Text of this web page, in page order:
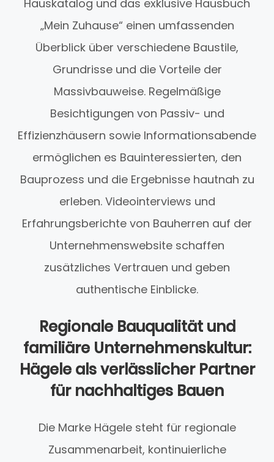
Hauskatalog und das exklusive Hausbuch
„Mein Zuhause“ einen umfassenden
Überblick über verschiedene Baustile,
Grundrisse und die Vorteile der
Massivbauweise. Regelmäßige
Besichtigungen von Passiv- und
Effizienzhäusern sowie Informationsabende
ermöglichen es Bauinteressierten, den
Bauprozess und die Ergebnisse hautnah zu
erleben. Videointerviews und
Erfahrungsberichte von Bauherren auf der
Unternehmenswebsite schaffen
zusätzliches Vertrauen und geben
authentische Einblicke.
Regionale Bauqualität und
familiäre Unternehmenskultur:
Hägele als verlässlicher Partner
für nachhaltiges Bauen
Die Marke Hägele steht für regionale
Zusammenarbeit, kontinuierliche